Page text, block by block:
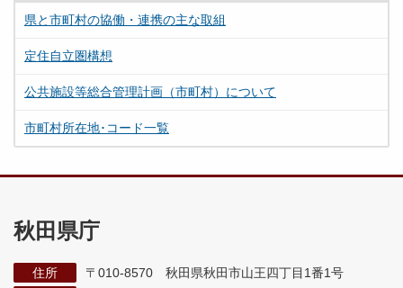
県と市町村の協働・連携の主な取組
定住自立圏構想
公共施設等総合管理計画（市町村）について
市町村所在地･コード一覧
秋田県庁
住所
〒010-8570 秋田県秋田市山王四丁目1番1号